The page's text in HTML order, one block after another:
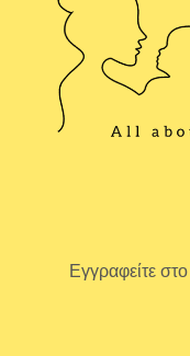
Εγγραφείτε